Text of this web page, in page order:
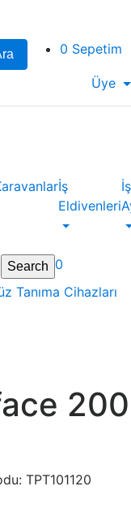
0 Sepetim
Üye
İş
Eldivenleri
İş
0
Tanıma Cihazları
200
TPT101120